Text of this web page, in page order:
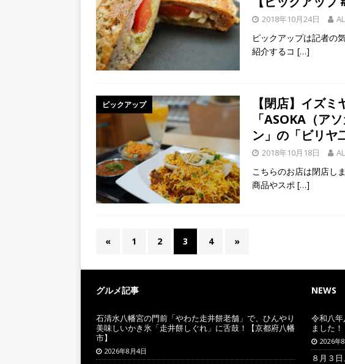
2018年10月24日
ピックアップは記者の
紹介するコ […]
ピックアップ
【閉店】イズ
「ASOKA（ア
ン」の「ビリヤ
2018年10月18日
こちらのお店は閉店し
商品やスポ […]
« 1 2 3 4 »
グルメ記事
石清水八幡宮の門前「やわた走井餅老舗」で、ひんやり
美味しいかき氷「走井餅しぐれ」に舌鼓！【京都府八幡
市】
2026年8月4日
NEWS
令和八
ました！
2026年
８月３